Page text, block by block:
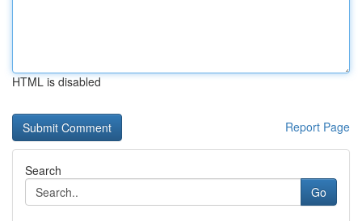
HTML is disabled
Report Page
Search
Go